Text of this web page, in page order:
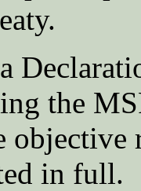
the
in full.